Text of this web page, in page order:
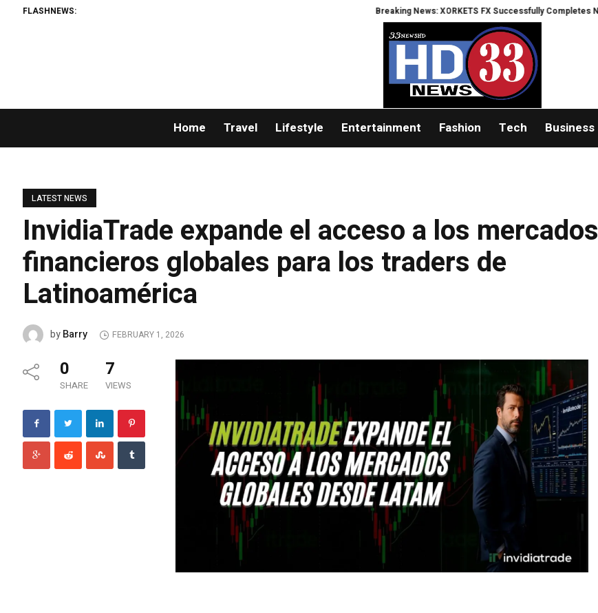
FLASHNEWS: Breaking News: XORKETS FX Successfully Completes Nasdaq Listing
Home Travel Lifestyle Entertainment Fashion Tech Business
LATEST NEWS
InvidiaTrade expande el acceso a los mercados
financieros globales para los traders de
Latinoamérica
byBarry FEBRUARY 1, 2026
0
SHARE
7
VIEWS